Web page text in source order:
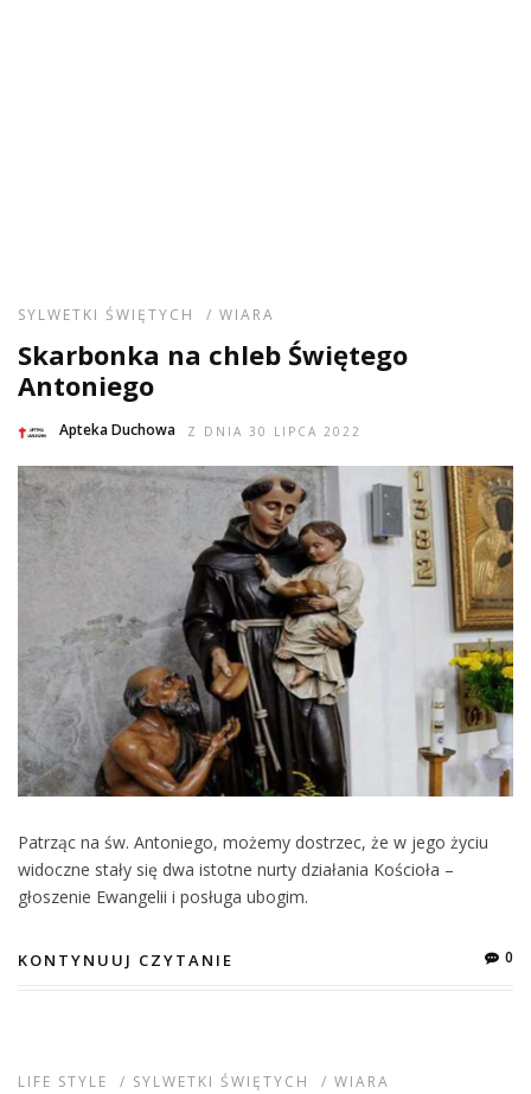
SYLWETKI ŚWIĘTYCH / WIARA
Skarbonka na chleb Świętego
Antoniego
Apteka Duchowa Z DNIA 30 LIPCA 2022
Patrząc na św. Antoniego, możemy dostrzec, że w jego życiu
widoczne stały się dwa istotne nurty działania Kościoła –
głoszenie Ewangelii i posługa ubogim.
KONTYNUUJ CZYTANIE 0
LIFE STYLE / SYLWETKI ŚWIĘTYCH / WIARA